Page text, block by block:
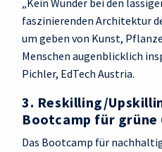
„Kein Wunder bei den
faszinierenden Architektur
um geben von Kunst,
Menschen augenblicklich
Pichler, EdTech Austria.
3. Reskilling/
Bootcamp für
Das Bootcamp für